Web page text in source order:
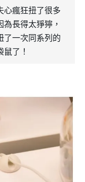
心瘋狂扭了很多
長得太猙獰，
了一次同系列的
了！